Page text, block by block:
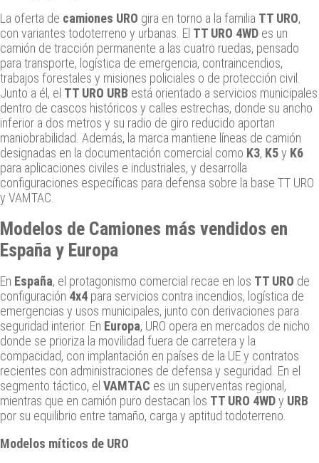
La oferta de camiones URO gira en torno a la familia TT URO,
con variantes todoterreno y urbanas. El TT URO 4WD es un
camión de tracción permanente a las cuatro ruedas, pensado
para transporte, logística de emergencia, contraincendios,
trabajos forestales y misiones policiales o de protección civil.
Junto a él, el TT URO URB está orientado a servicios municipales
dentro de cascos históricos y calles estrechas, donde su ancho
inferior a dos metros y su radio de giro reducido aportan
maniobrabilidad. Además, la marca mantiene líneas de camión
designadas en la documentación comercial como K3, K5y K6
para aplicaciones civiles e industriales, y desarrolla
configuraciones específicas para defensa sobre la base TT URO
y VAMTAC.
Modelos de Camiones más vendidos en
España y Europa
En España, el protagonismo comercial recae en los TT URO de
configuración 4x4 para servicios contra incendios, logística de
emergencias y usos municipales, junto con derivaciones para
seguridad interior. En Europa, URO opera en mercados de nicho
donde se prioriza la movilidad fuera de carretera y la
compacidad, con implantación en países de la UE y contratos
recientes con administraciones de defensa y seguridad. En el
segmento táctico, el VAMTAC es un superventas regional,
mientras que en camión puro destacan los TT URO 4WDy URB
por su equilibrio entre tamaño, carga y aptitud todoterreno.
Modelos míticos de URO